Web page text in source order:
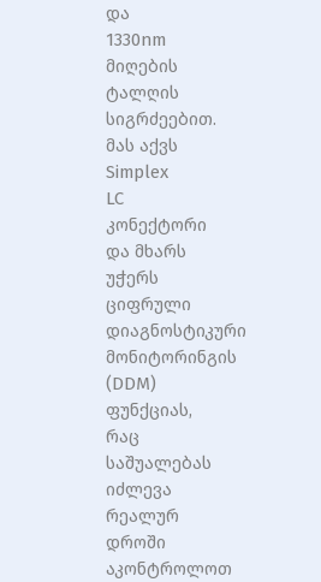
და
1330nm
მიღების
ტალღის
სიგრძეებით.
მას აქვს
Simplex
LC
კონექტორი
და მხარს
უჭერს
ციფრული
დიაგნოსტიკური
მონიტორინგის
(DDM)
ფუნქციას,
რაც
საშუალებას
იძლევა
რეალურ
დროში
აკონტროლოთ